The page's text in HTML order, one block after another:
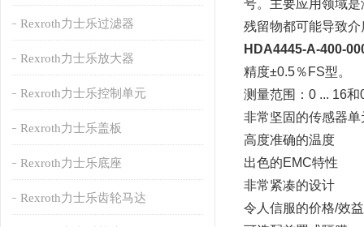
Rexroth力士乐过滤器
Rexroth力士乐放大器
Rexroth力士乐控制单元
Rexroth力士乐盖板
Rexroth力士乐底座
Rexroth力士乐齿轮马达
号。主要应用领域
残留物都可能导致
HDA4445-A-400-
精度±0.5％FS型。
测量范围：0 ... 16和
非常坚固的传感器单
高度准确的温度
出色的EMC特性
非常紧凑的设计
令人信服的价格/效